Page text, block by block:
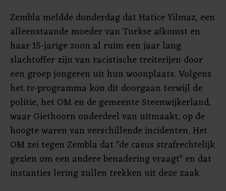
Zembla meldde donderdag dat Hatice Yilmaz, een
alleenstaande moeder van Turkse afkomst en
haar 15-jarige zoon al ruim een jaar lang
slachtoffer zijn van racistische treiterijen door
een groep jongeren uit hun woonplaats. Volgens
het tv-programma kon dit doorgaan terwijl de
politie, het OM en de gemeente Steenwijkerland,
waar Giethoorn onderdeel van uitmaakt, op de
hoogte waren van verschillende incidenten. Het
OM zei tegen Zembla dat "de casus strafrechtelijk
gezien om een andere benadering vraagt" en dat
instanties lering zullen trekken uit deze zaak.